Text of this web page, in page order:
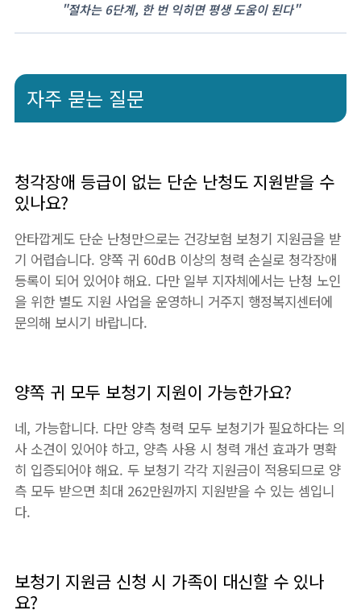
"절차는 6단계, 한 번 익히면 평생 도움이 된다"
자주 묻는 질문
청각장애 등급이 없는 단순 난청도 지원받을 수
있나요?
안타깝게도 단순 난청만으로는 건강보험 보청기 지원금을 받
기 어렵습니다. 양쪽 귀 60dB 이상의 청력 손실로 청각장애
등록이 되어 있어야 해요. 다만 일부 지자체에서는 난청 노인
을 위한 별도 지원 사업을 운영하니 거주지 행정복지센터에
문의해 보시기 바랍니다.
양쪽 귀 모두 보청기 지원이 가능한가요?
네, 가능합니다. 다만 양측 청력 모두 보청기가 필요하다는 의
사 소견이 있어야 하고, 양측 사용 시 청력 개선 효과가 명확
히 입증되어야 해요. 두 보청기 각각 지원금이 적용되므로 양
측 모두 받으면 최대 262만원까지 지원받을 수 있는 셈입니
다.
보청기 지원금 신청 시 가족이 대신할 수 있나
요?